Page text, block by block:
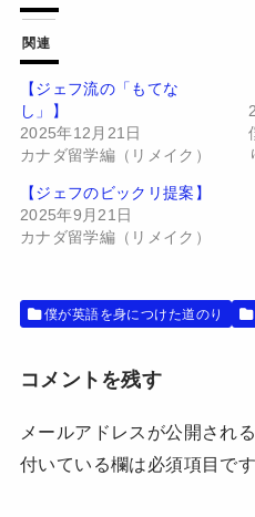
て
T
w
i
t
t
e
r
で
共
有
新
し
い
ウ
ィ
で
開
き
有
す
に
は
ク
ッ
ク
し
て
く
(
新
し
ィ
ン
で
開
き
ま
関連
【ジェフ流の「もてな
し」】
2025年12月21日
カナダ留学編（リメイク）
【ジェフのビックリ提案】
2025年9月21日
カナダ留学編（リメイク）
僕が英語を身につけた道のり
コメントを残す
メールアドレスが公開され
付いている欄は必須項目です